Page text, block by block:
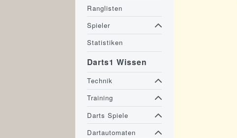
Ranglisten
Spieler
Statistiken
Darts1 Wissen
Technik
Training
Darts Spiele
Dartautomaten